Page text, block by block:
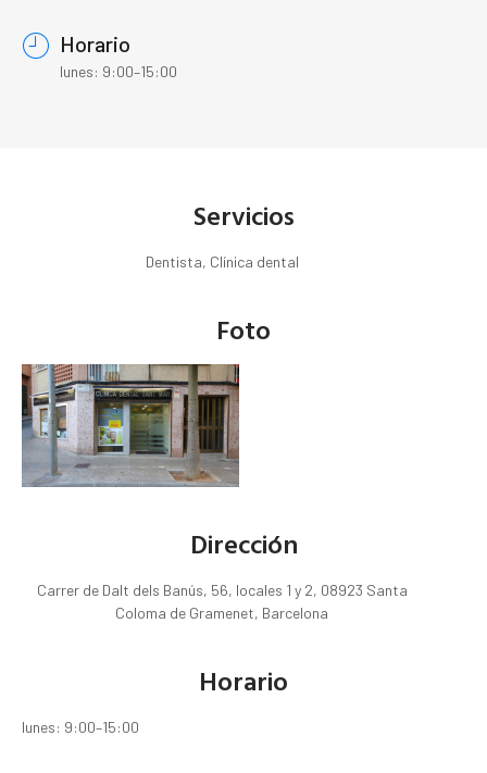
Horario
lunes: 9:00–15:00
Servicios
Dentista, Clínica dental
Foto
Dirección
Carrer de Dalt dels Banús, 56, locales 1 y 2, 08923 Santa
Coloma de Gramenet, Barcelona
Horario
lunes: 9:00–15:00